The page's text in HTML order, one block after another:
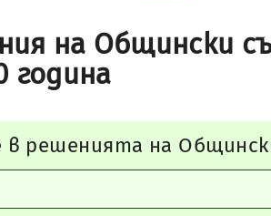
на Общински
година
в решенията на